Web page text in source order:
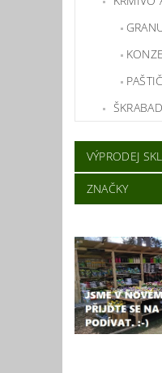
VÝPRODEJ
ZNAČKY